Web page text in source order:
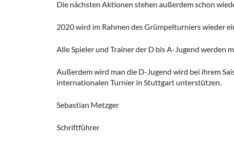
Die nächsten Aktionen stehen außerdem schon
2020 wird im Rahmen des Grümpelturniers wieder
Alle Spieler und Trainer der D bis A-Jugend werden
Außerdem wird man die D-Jugend wird bei ihrem
internationalen Turnier in Stuttgart unterstützen.
Sebastian Metzger
Schriftführer